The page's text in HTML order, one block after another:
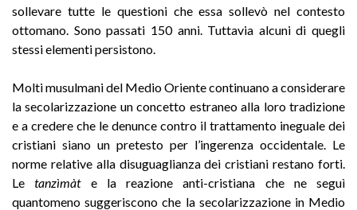
sollevare tutte le questioni che essa sollevò nel contesto
ottomano. Sono passati 150 anni. Tuttavia alcuni di quegli
stessi elementi persistono.
Molti musulmani del Medio Oriente continuano a considerare
la secolarizzazione un concetto estraneo alla loro tradizione
e a credere che le denunce contro il trattamento ineguale dei
cristiani siano un pretesto per l’ingerenza occidentale. Le
norme relative alla disuguaglianza dei cristiani restano forti.
Letanzìmàt e la reazione anti-cristiana che ne seguì
quantomeno suggeriscono che la secolarizzazione in Medio